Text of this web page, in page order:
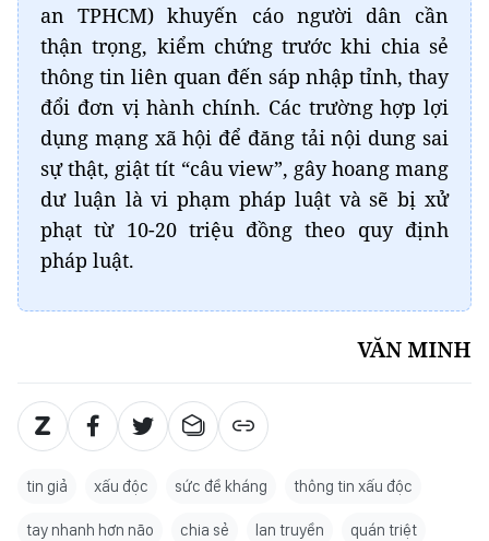
an TPHCM) khuyến cáo người dân cần
thận trọng, kiểm chứng trước khi chia sẻ
thông tin liên quan đến sáp nhập tỉnh, thay
đổi đơn vị hành chính. Các trường hợp lợi
dụng mạng xã hội để đăng tải nội dung sai
sự thật, giật tít “câu view”, gây hoang mang
dư luận là vi phạm pháp luật và sẽ bị xử
phạt từ 10-20 triệu đồng theo quy định
pháp luật.
VĂN MINH
tin giả xấu độc sức đề kháng thông tin xấu độc
tay nhanh hơn não chia sẻ lan truyền quán triệt